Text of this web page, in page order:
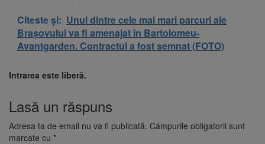
Citeste și: Unul dintre cele mai mari parcuri ale
Brașovului va fi amenajat în Bartolomeu-
Avantgarden. Contractul a fost semnat (FOTO)
Intrarea este liberă.
Lasă un răspuns
Adresa ta de email nu va fi publicată. Câmpurile obligatorii sunt
marcate cu *